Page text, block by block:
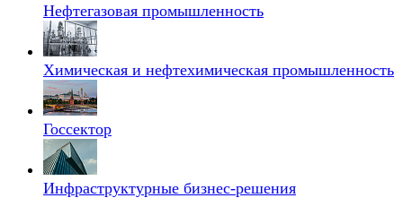
Нефтегазовая промышленность
Химическая и нефтехимическая промышленность
Госсектор
Инфраструктурные бизнес-решения